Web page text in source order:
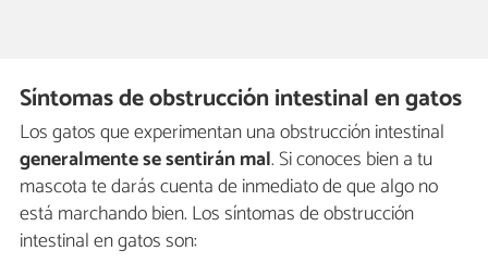
Síntomas de obstrucción intestinal en gatos
Los gatos que experimentan una obstrucción intestinal
generalmente se sentirán mal. Si conoces bien a tu
mascota te darás cuenta de inmediato de que algo no
está marchando bien. Los síntomas de obstrucción
intestinal en gatos son: